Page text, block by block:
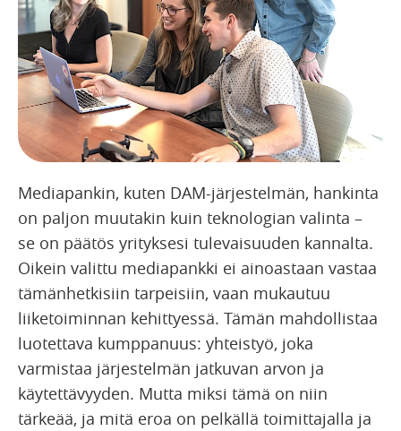
Mediapankin, kuten DAM-järjestelmän, hankinta
on paljon muutakin kuin teknologian valinta –
se on päätös yrityksesi tulevaisuuden kannalta.
Oikein valittu mediapankki ei ainoastaan vastaa
tämänhetkisiin tarpeisiin, vaan mukautuu
liiketoiminnan kehittyessä. Tämän mahdollistaa
luotettava kumppanuus: yhteistyö, joka
varmistaa järjestelmän jatkuvan arvon ja
käytettävyyden. Mutta miksi tämä on niin
tärkeää, ja mitä eroa on pelkällä toimittajalla ja